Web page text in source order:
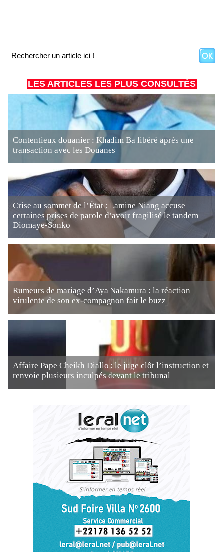
LES ARTICLES LES PLUS CONSULTÉS
Contentieux douanier : Khadim Ba libéré après une
transaction avec les Douanes
Crise au sommet de l’État : Lamine Niang accuse
certaines prises de parole d’avoir fragilisé le tandem
Diomaye-Sonko
Rumeurs de mariage d’Aya Nakamura : la réaction
virulente de son ex-compagnon fait le buzz
Affaire Pape Cheikh Diallo : le juge clôt l’instruction et
renvoie plusieurs inculpés devant le tribunal